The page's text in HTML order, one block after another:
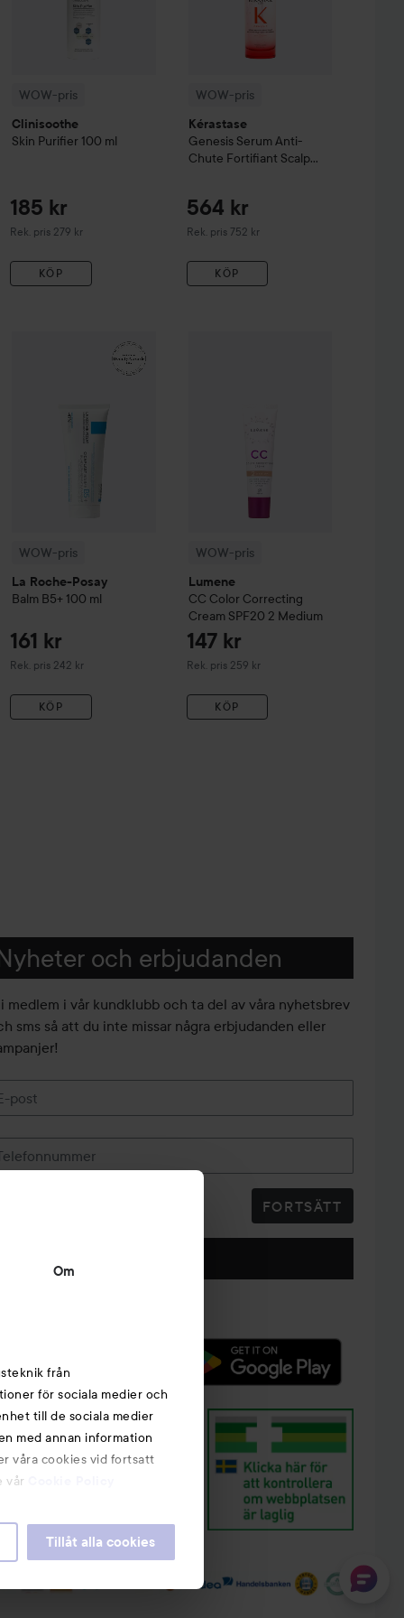
Om
från
för sociala medier och
till de sociala medier
med annan information
våra cookies vid fortsatt
vår
Tillåt alla cookies
WOW-pris
Clinisoothe
Skin Purifier 100 ml
185 kr
Rek. pris 279 kr
Rekommenderat pris 279 kr
KÖP
WOW-pris
Kérastase
Genesis Serum Anti-
Chute Fortifiant Scalp
564 kr
Rek. pris 752 kr
Rekommenderat pris 752 kr
KÖP
& Eyebrow Tint 3 Natural Brown
WOW-pris
La Roche-Posay
Balm B5+ 100 ml
161 kr
Rek. pris 242 kr
Rekommenderat pris 242 kr
KÖP
La Roche-Posay
WOW-pris
Lumene
CC Color Correcting
Cream SPF20 2 Medium
147 kr
Rek. pris 259 kr
Rekommenderat pris 259 kr
KÖP
och erbjudanden
medlem i vår kundklubb och ta del av våra nyhetsbrev
sms så att du inte missar några erbjudanden eller
post
FORTSÄTT
Följ oss